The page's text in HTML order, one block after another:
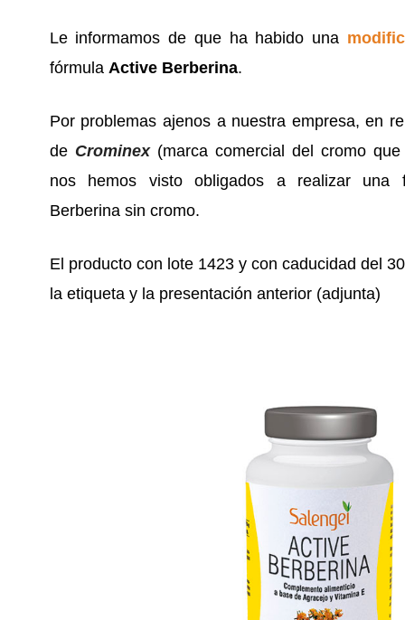
Le informamos de que ha habido una
fórmula Active Berberina.
Por problemas ajenos a nuestra empresa, en
de Crominex(marca comercial del cromo
nos hemos visto obligados a realizar una
Berberina sin cromo.
El producto con lote 1423 y con caducidad del
la etiqueta y la presentación anterior (adjunta)